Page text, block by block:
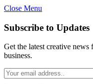
Close Menu
Subscribe to Updates
Get the latest creative
business.